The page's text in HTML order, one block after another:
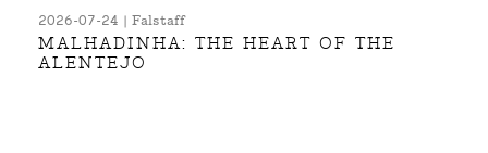
2026-07-24 | Falstaff
MALHADINHA: THE HEART OF THE
ALENTEJO